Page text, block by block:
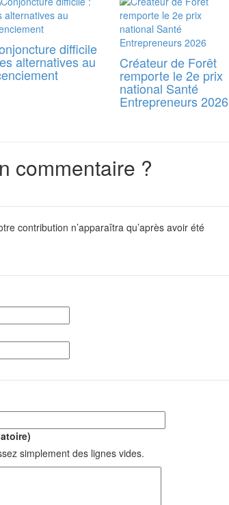
difficile
alternatives au Créateur de Forêt
remporte le 2e prix
national Santé
Entrepreneurs 2026
commentaire ?
contribution n’apparaîtra qu’après avoir été
simplement des lignes vides.